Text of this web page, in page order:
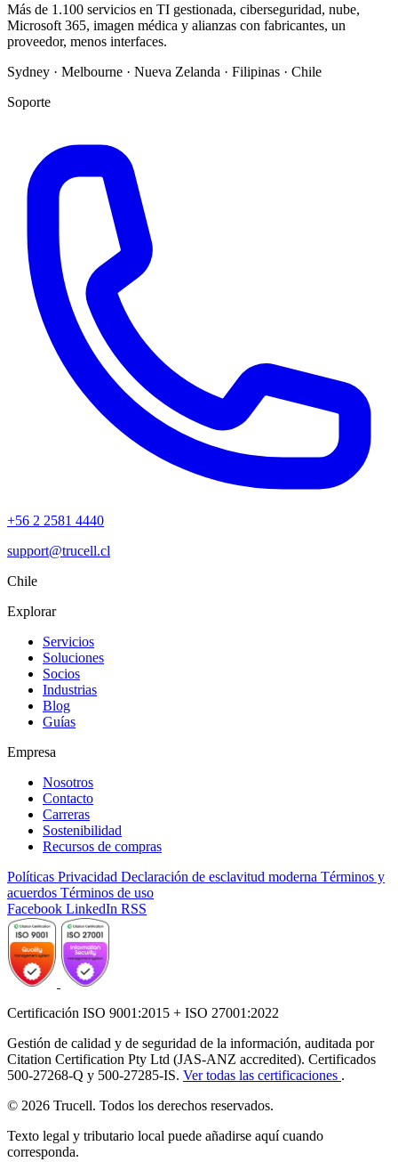
Más de 1.100 servicios en TI gestionada, ciberseguridad, nube,
Microsoft 365, imagen médica y alianzas con fabricantes, un
proveedor, menos interfaces.
Sydney · Melbourne · Nueva Zelanda · Filipinas · Chile
Soporte
+56 2 2581 4440
support@trucell.cl
Chile
Explorar
Servicios
Soluciones
Socios
Industrias
Blog
Guías
Empresa
Nosotros
Contacto
Carreras
Sostenibilidad
Recursos de compras
Políticas Privacidad Declaración de esclavitud moderna Términos y
acuerdos Términos de uso
Facebook LinkedIn RSS
Certificación ISO 9001:2015 + ISO 27001:2022
Gestión de calidad y de seguridad de la información, auditada por
Citation Certification Pty Ltd (JAS-ANZ accredited). Certificados
500-27268-Q y 500-27285-IS. Ver todas las certificaciones .
© 2026 Trucell. Todos los derechos reservados.
Texto legal y tributario local puede añadirse aquí cuando
corresponda.